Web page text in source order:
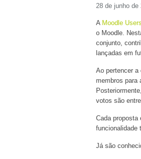
28 de junho de
A Moodle
o Moodle.
conjunto,
lançadas em
Ao pertencer a
membros para
votos são
Cada proposta
funcionalidade
Já são